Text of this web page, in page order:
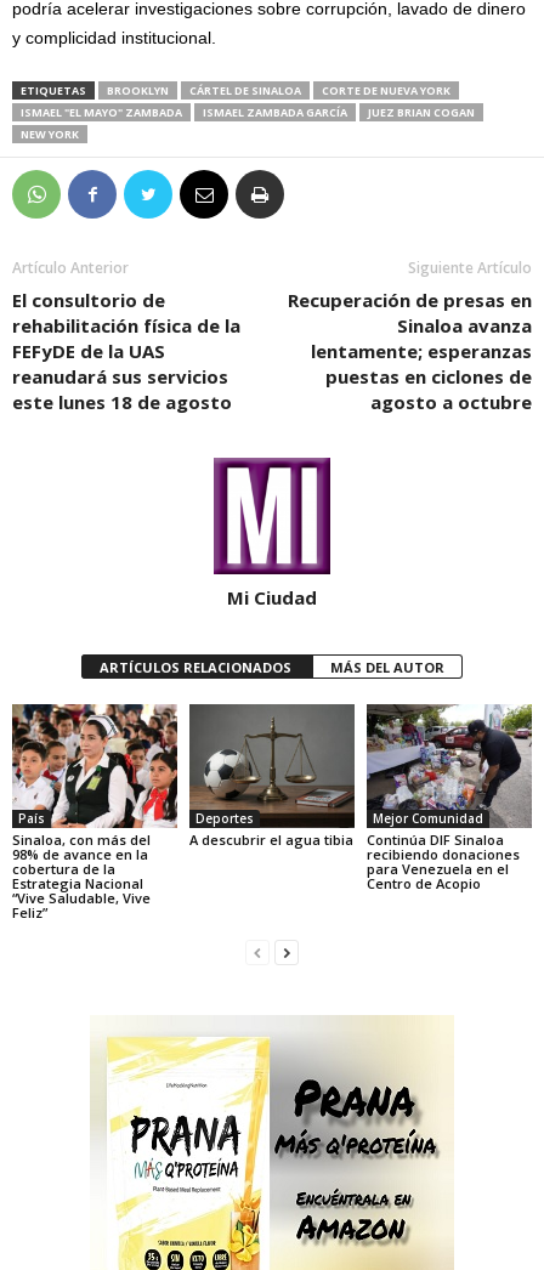
podría acelerar investigaciones sobre corrupción, lavado de dinero
y complicidad institucional.
ETIQUETAS BROOKLYN CÁRTEL DE SINALOA
CORTE DE NUEVA YORK
ISMAEL "EL MAYO" ZAMBADA
ISMAEL ZAMBADA GARCÍA
JUEZ BRIAN COGAN
NEW YORK
Artículo Anterior
El consultorio de
rehabilitación física de la
FEFyDE de la UAS
reanudará sus servicios
este lunes 18 de agosto
Siguiente Artículo
Recuperación de presas en
Sinaloa avanza
lentamente; esperanzas
puestas en ciclones de
agosto a octubre
Mi Ciudad
ARTÍCULOS RELACIONADOS MÁS DEL AUTOR
País
Sinaloa, con más del
98% de avance en la
cobertura de la
Estrategia Nacional
“Vive Saludable, Vive
Feliz”
Deportes
A descubrir el agua tibia
Mejor Comunidad
Continúa DIF Sinaloa
recibiendo donaciones
para Venezuela en el
Centro de Acopio